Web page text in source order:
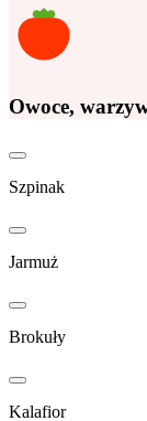
Owoce,
Szpinak
Jarmuż
Brokuły
Kalafior